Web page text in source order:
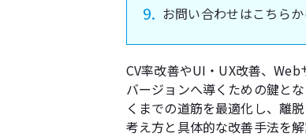
お問い合わせはこちらか
CV率改善やUI・UX改善、
バージョンへ導くための鍵と
くまでの道筋を最適化し、離
考え方と具体的な改善手法を解